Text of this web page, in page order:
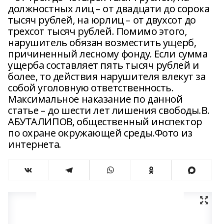
должностных лиц – от двадцати до сорока
тысяч рублей, на юрлиц – от двухсот до
трехсот тысяч рублей. Помимо этого,
нарушитель обязан возместить ущерб,
причиненный лесному фонду. Если сумма
ущерба составляет пять тысяч рублей и
более, то действия нарушителя влекут за
собой уголовную ответственность.
Максимальное наказание по данной
статье – до шести лет лишения свободы.В.
АБУТАЛИПОВ, общественный инспектор
по охране окружающей среды.Фото из
интернета.